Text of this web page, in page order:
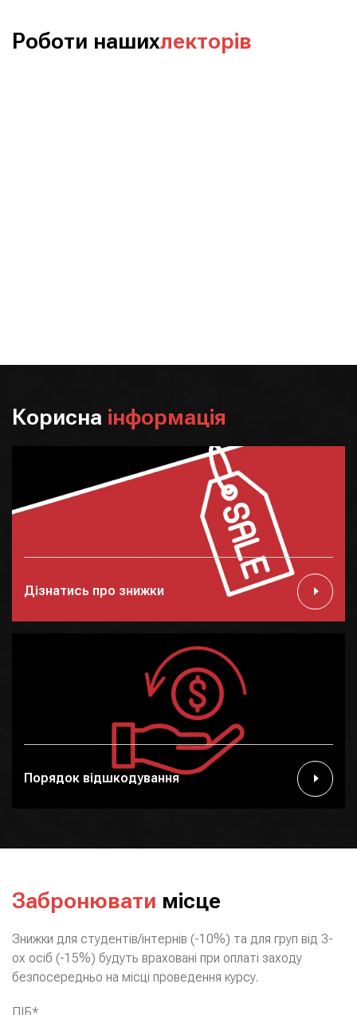
Роботи нашихлекторів
Корисна інформація
Дізнатись про знижки
Порядок відшкодування
Забронювати місце
Знижки для студентів/інтернів (-10%) та для груп від 3-
ох осіб (-15%) будуть враховані при оплаті заходу
безпосередньо на місці проведення курсу.
ПІБ*